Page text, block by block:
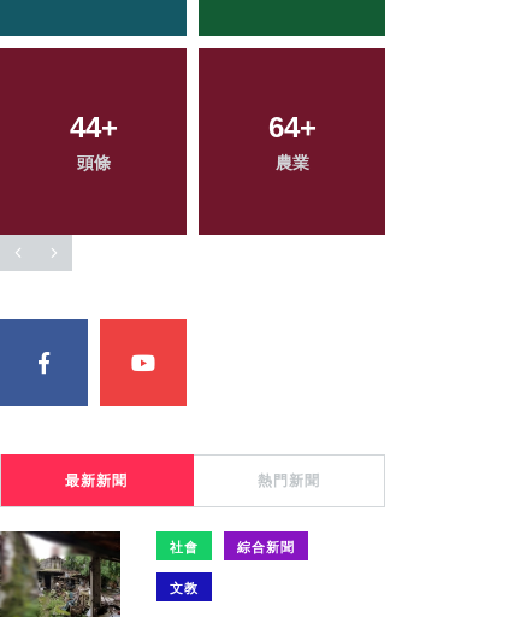
102+
專欄
2+
大陸
最新新聞 熱門新聞
社會 綜合新聞
文教